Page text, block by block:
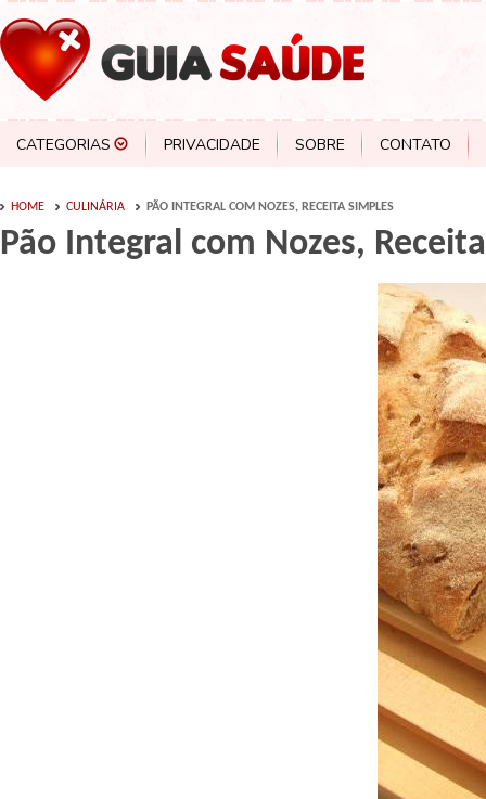
CATEGORIAS PRIVACIDADE SOBRE CONTATO
HOME CULINÁRIA PÃO INTEGRAL COM NOZES, RECEITA SIMPLES
Pão Integral com Nozes,